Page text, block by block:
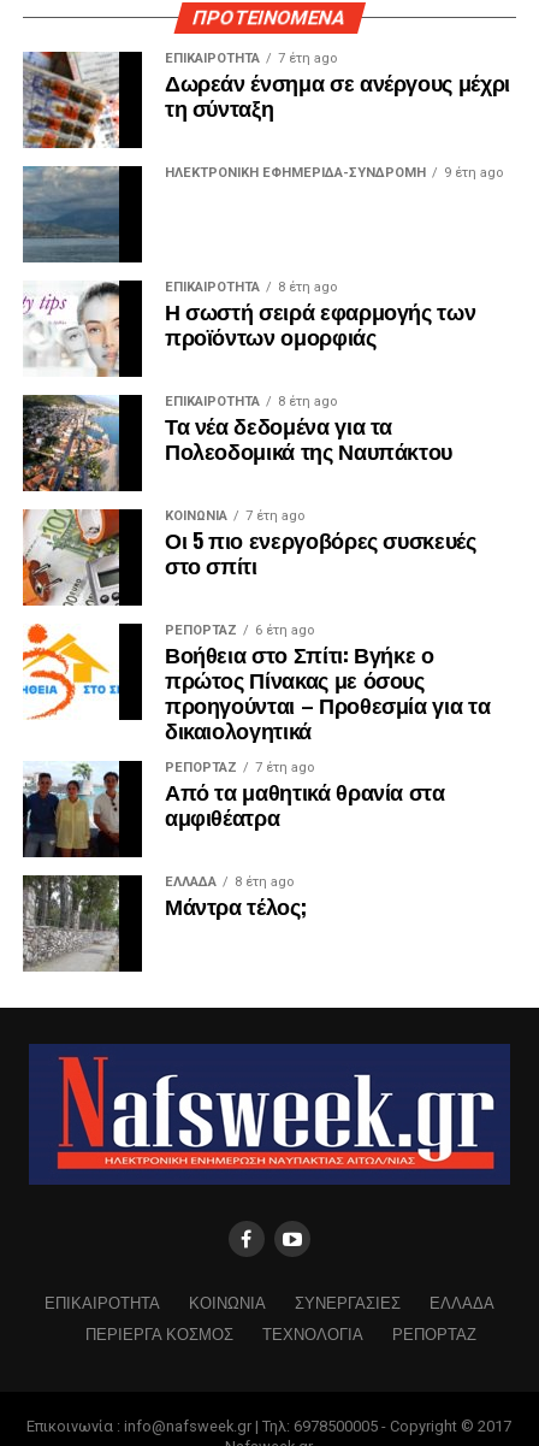
ΠΡΟΤΕΙΝΟΜΕΝΑ
ΕΠΙΚΑΙΡΟΤΗΤΑ 7 έτη ago
Δωρεάν ένσημα σε ανέργους μέχρι
τη σύνταξη
ΗΛΕΚΤΡΟΝΙΚΗ ΕΦΗΜΕΡΙΔΑ-ΣΥΝΔΡΟΜΗ 9 έτη ago
ΕΠΙΚΑΙΡΟΤΗΤΑ 8 έτη ago
Η σωστή σειρά εφαρμογής των
προϊόντων ομορφιάς
ΕΠΙΚΑΙΡΟΤΗΤΑ 8 έτη ago
Τα νέα δεδομένα για τα
Πολεοδομικά της Ναυπάκτου
ΚΟΙΝΩΝΙΑ 7 έτη ago
Οι 5 πιο ενεργοβόρες συσκευές
στο σπίτι
ΡΕΠΟΡΤΑΖ 6 έτη ago
Βοήθεια στο Σπίτι: Βγήκε ο
πρώτος Πίνακας με όσους
προηγούνται – Προθεσμία για τα
δικαιολογητικά
ΡΕΠΟΡΤΑΖ 7 έτη ago
Από τα μαθητικά θρανία στα
αμφιθέατρα
ΕΛΛΑΔΑ 8 έτη ago
Μάντρα τέλος;
ΕΠΙΚΑΙΡΟΤΗΤΑ ΚΟΙΝΩΝΙΑ ΣΥΝΕΡΓΑΣΙΕΣ
ΕΛΛΑΔΑ
ΠΕΡΙΕΡΓΑ ΚΟΣΜΟΣ
ΤΕΧΝΟΛΟΓΙΑ ΡΕΠΟΡΤΑΖ
Επικοινωνία : info@nafsweek.gr | Τηλ: 6978500005 - Copyright © 2017